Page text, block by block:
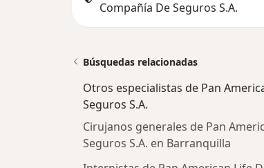
Compañía De Seguros S.A.
Búsquedas relacionadas
Otros especialistas de Pan
Seguros S.A.
Cirujanos generales de Pan
Seguros S.A. en Barranquilla